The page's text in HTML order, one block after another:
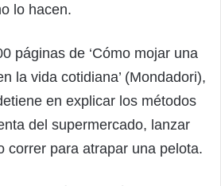
lo hacen.
páginas de ‘Cómo mojar una
la vida cotidiana’ (Mondadori),
en explicar los métodos
del supermercado, lanzar
correr para atrapar una pelota.